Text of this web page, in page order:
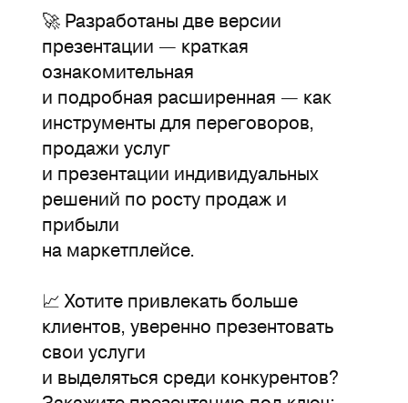
🚀 Разработаны две версии
презентации — краткая
ознакомительная
и подробная расширенная — как
инструменты для переговоров,
продажи услуг
и презентации индивидуальных
решений по росту продаж и
прибыли
на маркетплейсе.
📈 Хотите привлекать больше
клиентов, уверенно презентовать
свои услуги
и выделяться среди конкурентов?